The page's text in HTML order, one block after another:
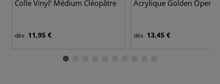
Colle Vinyl' Médium Cléopâtre
dès 11,95 €
Acrylique Golden Open
dès 13,45 €